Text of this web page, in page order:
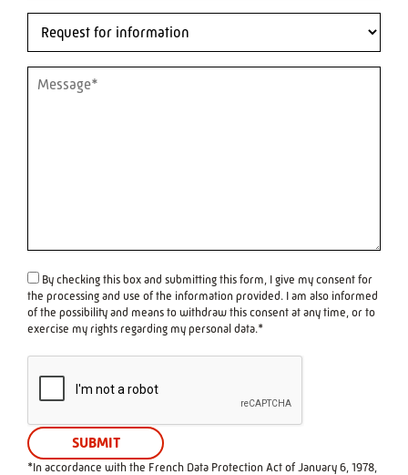
By checking this box and submitting this form, I give my consent for
the processing and use of the information provided. I am also informed
of the possibility and means to withdraw this consent at any time, or to
exercise my rights regarding my personal data.*
*In accordance with the French Data Protection Act of January 6, 1978,